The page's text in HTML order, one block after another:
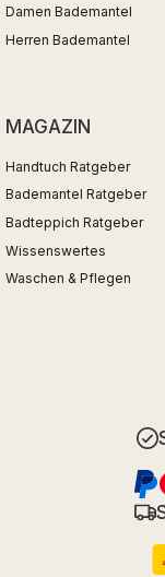
Damen Bademantel
Herren Bademantel
MAGAZIN
Handtuch Ratgeber
Bademantel Ratgeber
Badteppich Ratgeber
Wissenswertes
Waschen & Pflegen